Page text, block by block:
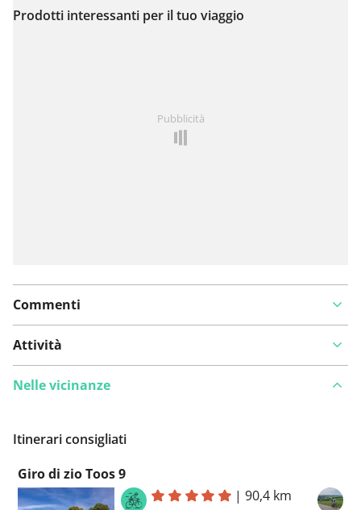
Visualizza sulla mappa
Prodotti interessanti per il tuo viaggio
Pubblicità
Commenti
Attività
Nelle vicinanze
Itinerari consigliati
Giro di zio Toos 9
|90,4 km